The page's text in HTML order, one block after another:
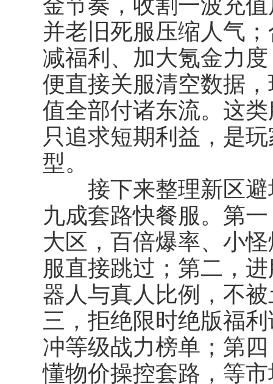
并老旧死服压缩人气
减福利、加大氪金力
便直接关服清空数据
值全部付诸东流。这
只追求短期利益，是
型。
接下来整理新区避
九成套路快餐服。第
大区，百倍爆率、小
服直接跳过；第二，
器人与真人比例，不
三，拒绝限时绝版福
冲等级战力榜单；第
懂物价操控套路，等